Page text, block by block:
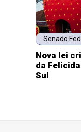
Senado
Nova lei
da
Sul